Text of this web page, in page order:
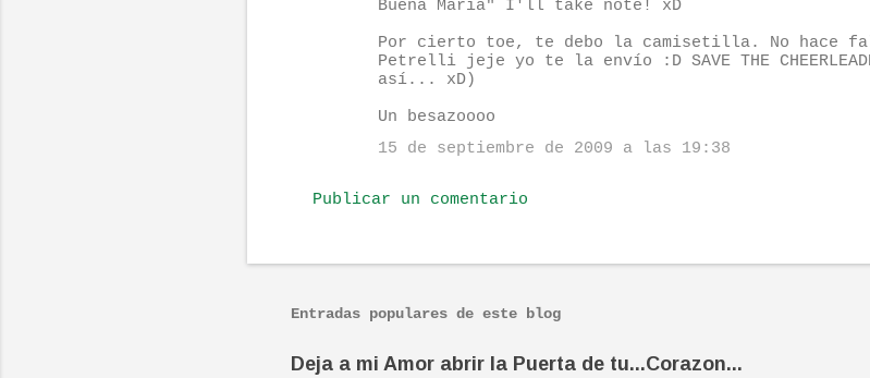
Buena María" I'll take note! xD
Por cierto toe, te debo la camisetilla. No hace
Petrelli jeje yo te la envío :D SAVE THE
así... xD)
Un besazoooo
15 de septiembre de 2009 a las 19:38
Publicar un comentario
Entradas populares de este blog
Deja a mi Amor abrir la Puerta de tu...Corazon...